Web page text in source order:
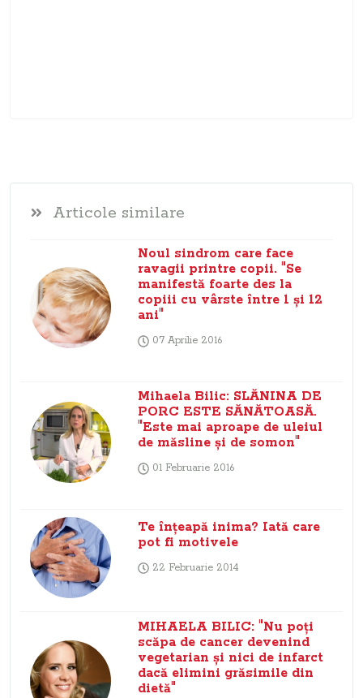
Articole similare
Noul sindrom care face
ravagii printre copii. "Se
manifestă foarte des la
copiii cu vârste între 1 şi 12
ani"
07 Aprilie 2016
Mihaela Bilic: SLĂNINA DE
PORC ESTE SĂNĂTOASĂ.
"Este mai aproape de uleiul
de măsline şi de somon"
01 Februarie 2016
Te înţeapă inima? Iată care
pot fi motivele
22 Februarie 2014
MIHAELA BILIC: "Nu poţi
scăpa de cancer devenind
vegetarian şi nici de infarct
dacă elimini grăsimile din
dietă"